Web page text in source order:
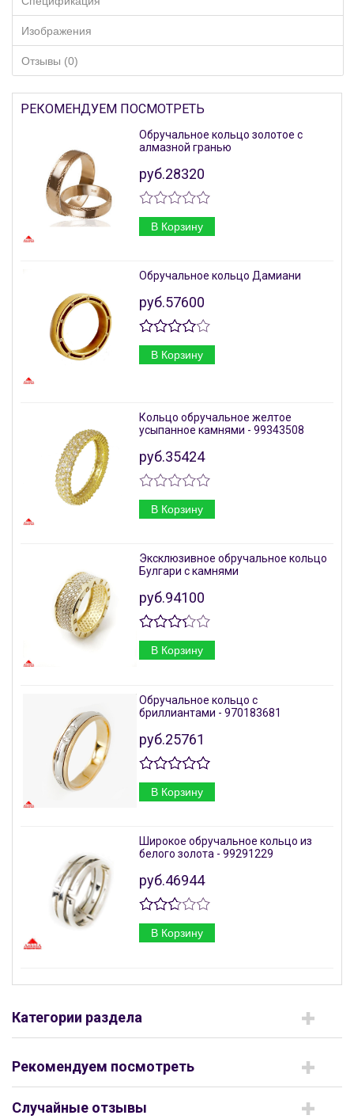
Изображения
Отзывы (0)
РЕКОМЕНДУЕМ ПОСМОТРЕТЬ
Обручальное кольцо золотое с
алмазной гранью
руб.28320
В Корзину
Обручальное кольцо Дамиани
руб.57600
В Корзину
Кольцо обручальное желтое
усыпанное камнями - 99343508
руб.35424
В Корзину
Эксклюзивное обручальное кольцо
Булгари с камнями
руб.94100
В Корзину
Обручальное кольцо с
бриллиантами - 970183681
руб.25761
В Корзину
Широкое обручальное кольцо из
белого золота - 99291229
руб.46944
В Корзину
Категории раздела
Рекомендуем посмотреть
Случайные отзывы